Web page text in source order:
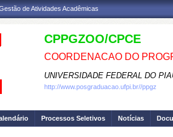
de Atividades Acadêmicas
CPPGZOO/CPCE
COORDENACAO DO
UNIVERSIDADE FEDERAL DO
http://www.posgraduacao.ufpi.br//ppgz
Processos Seletivos Notícias